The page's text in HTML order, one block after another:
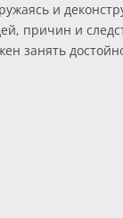
и
причин и
занять